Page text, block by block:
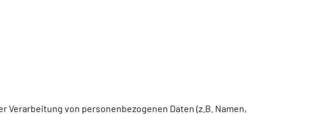
von personenbezogenen Daten (z.B. Namen,